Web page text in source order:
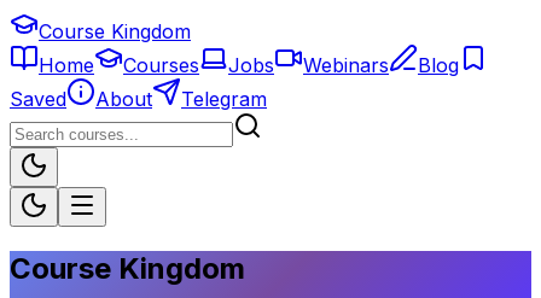
Course Kingdom
Home
Courses Jobs Webinars
Blog
Saved
About Telegram
Course Kingdom